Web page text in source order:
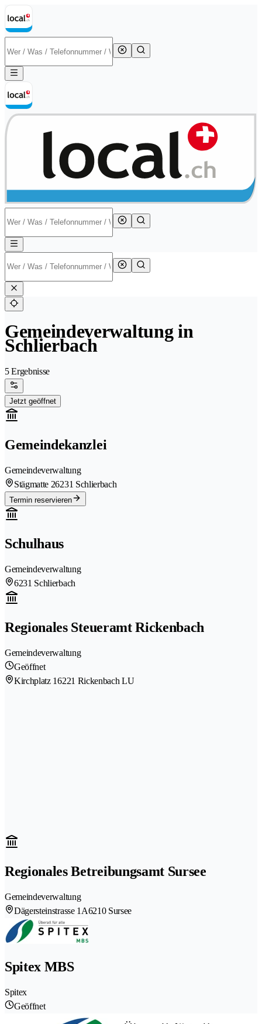
Gemeindeverwaltung in
Schlierbach
5 Ergebnisse
Jetzt geöffnet
Gemeindekanzlei
Gemeindeverwaltung
Stägmatte 26231 Schlierbach
Termin reservieren
Schulhaus
Gemeindeverwaltung
6231 Schlierbach
Regionales Steueramt Rickenbach
Gemeindeverwaltung
Geöffnet
Kirchplatz 16221 Rickenbach LU
Regionales Betreibungsamt Sursee
Gemeindeverwaltung
Dägersteinstrasse 1A6210 Sursee
Spitex MBS
Spitex
Geöffnet